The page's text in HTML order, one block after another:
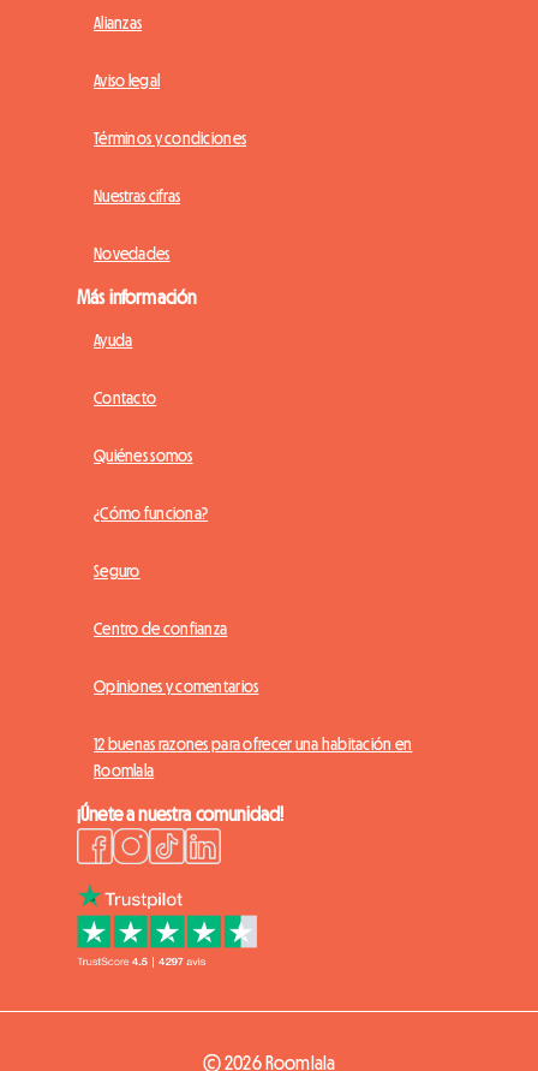
Alianzas
Aviso legal
Términos y condiciones
Nuestras cifras
Novedades
Más información
Ayuda
Contacto
Quiénes somos
¿Cómo funciona?
Seguro
Centro de confianza
Opiniones y comentarios
12 buenas razones para ofrecer una habitación en
Roomlala
¡Únete a nuestra comunidad!
© 2026 Roomlala